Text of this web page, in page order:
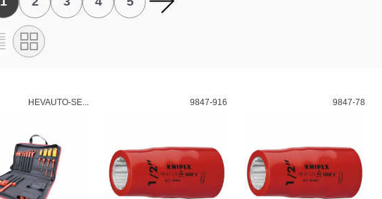
HEVAUTO-SE... 9847-916 9847-78